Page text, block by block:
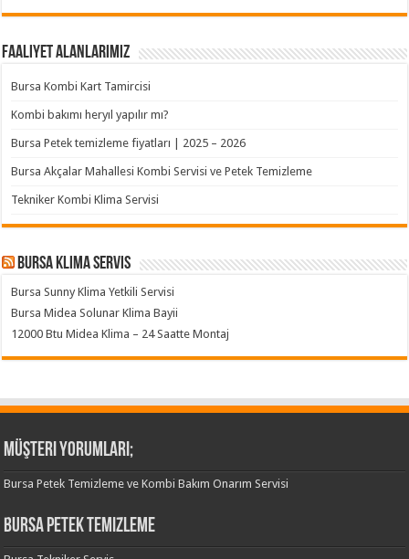
Faaliyet Alanlarımız
Bursa Kombi Kart Tamircisi
Kombi bakımı heryıl yapılır mı?
Bursa Petek temizleme fiyatları | 2025 – 2026
Bursa Akçalar Mahallesi Kombi Servisi ve Petek Temizleme
Tekniker Kombi Klima Servisi
Bursa klima servis
Bursa Sunny Klima Yetkili Servisi
Bursa Midea Solunar Klima Bayii
12000 Btu Midea Klima – 24 Saatte Montaj
Müşteri Yorumları;
Bursa Petek Temizleme ve Kombi Bakım Onarım Servisi
Bursa Petek Temizleme